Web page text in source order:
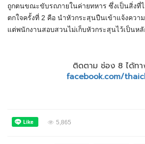
ถูกตนขณะขับรถภายในค่ายทหาร ซึ่งเป็นสิ่งที่
ตกใจครั้งที่ 2 คือ นำหัวกระสุนปืนเข้าแจ้งควา
แต่พนักงานสอบสวนไม่เก็บหัวกระสุนไว้เป็นห
ติดตาม ช่อง 8 ได้ทา
facebook.com/
5,865